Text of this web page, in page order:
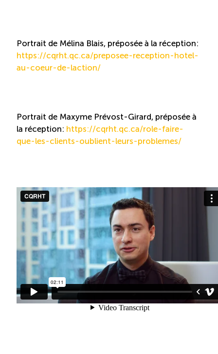
Portrait de Mélina Blais, préposée à la réception:
https://cqrht.qc.ca/preposee-reception-hotel-
au-coeur-de-laction/
Portrait de Maxyme Prévost-Girard, préposée à
la réception: https://cqrht.qc.ca/role-faire-
que-les-clients-oublient-leurs-problemes/